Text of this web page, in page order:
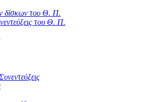
δίσκων του Θ. Π.
του Θ. Π.